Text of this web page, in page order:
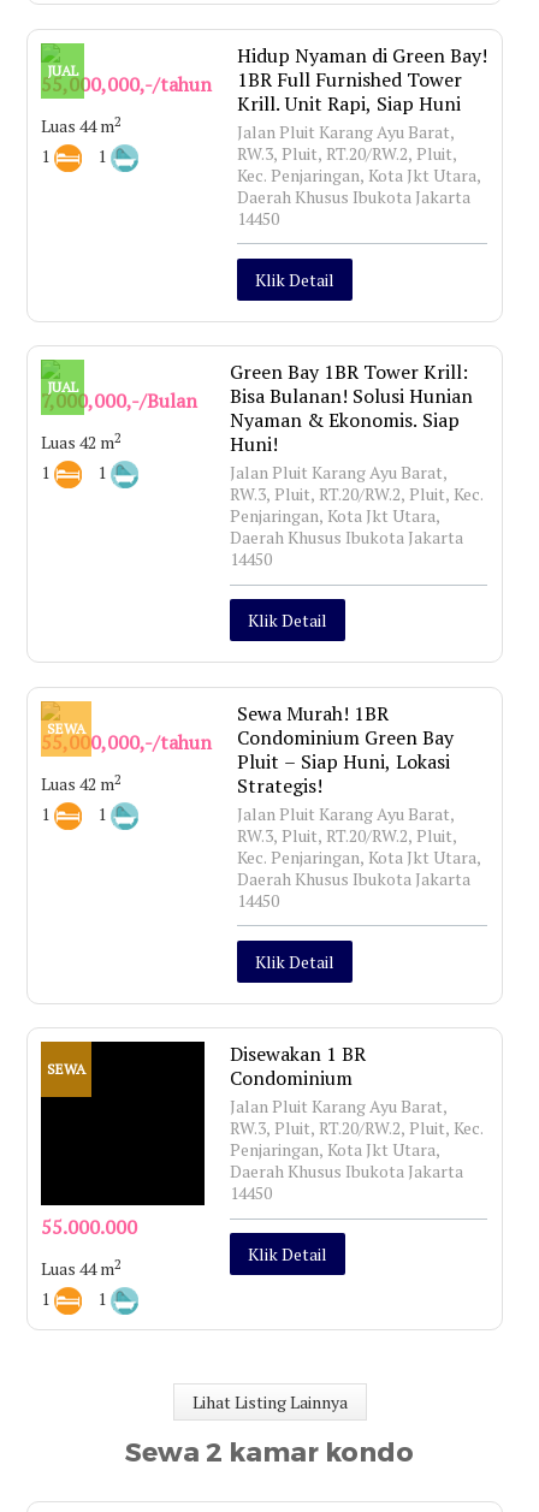
JUAL
55,000,000,-/tahun
Luas 44 m2
1 1
Hidup Nyaman di Green Bay!
1BR Full Furnished Tower
Krill. Unit Rapi, Siap Huni
Jalan Pluit Karang Ayu Barat,
RW.3, Pluit, RT.20/RW.2, Pluit,
Kec. Penjaringan, Kota Jkt Utara,
Daerah Khusus Ibukota Jakarta
14450
Klik Detail
JUAL
7,000,000,-/Bulan
Luas 42 m2
1 1
Green Bay 1BR Tower Krill:
Bisa Bulanan! Solusi Hunian
Nyaman & Ekonomis. Siap
Huni!
Jalan Pluit Karang Ayu Barat,
RW.3, Pluit, RT.20/RW.2, Pluit, Kec.
Penjaringan, Kota Jkt Utara,
Daerah Khusus Ibukota Jakarta
14450
Klik Detail
SEWA
55,000,000,-/tahun
Luas 42 m2
1 1
Sewa Murah! 1BR
Condominium Green Bay
Pluit – Siap Huni, Lokasi
Strategis!
Jalan Pluit Karang Ayu Barat,
RW.3, Pluit, RT.20/RW.2, Pluit,
Kec. Penjaringan, Kota Jkt Utara,
Daerah Khusus Ibukota Jakarta
14450
Klik Detail
SEWA
55.000.000
Luas 44 m2
1 1
Disewakan 1 BR
Condominium
Jalan Pluit Karang Ayu Barat,
RW.3, Pluit, RT.20/RW.2, Pluit, Kec.
Penjaringan, Kota Jkt Utara,
Daerah Khusus Ibukota Jakarta
14450
Klik Detail
Lihat Listing Lainnya
Sewa 2 kamar kondo